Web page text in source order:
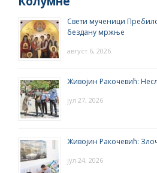
Свети мученици
бездану мржње
август 6, 2026
Живојин Ракочевић:
јул 27, 2026
Живојин Ракочевић:
јул 24, 2026